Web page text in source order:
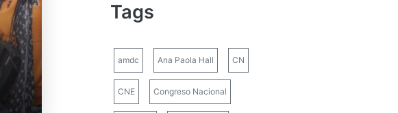
Tags
amdc Ana Paola Hall CN
CNE Congreso Nacional